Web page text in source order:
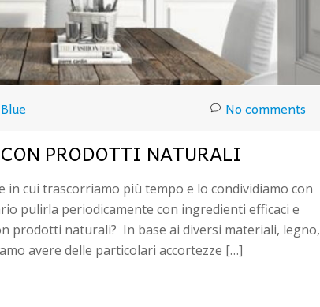
No comments
PRODOTTI NATURALI
in cui trascorriamo più tempo e lo condividiamo con
pulirla periodicamente con ingredienti efficaci e
prodotti naturali? In base ai diversi materiali, legno,
avere delle particolari accortezze […]